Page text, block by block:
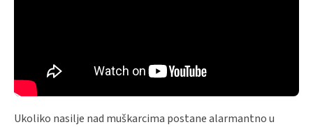
Ukoliko nasilje nad muškarcima postane alarmantno u